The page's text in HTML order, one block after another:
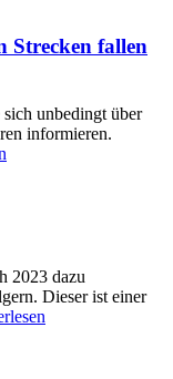
Strecken fallen
unbedingt über
informieren.
2023 dazu
Dieser ist einer